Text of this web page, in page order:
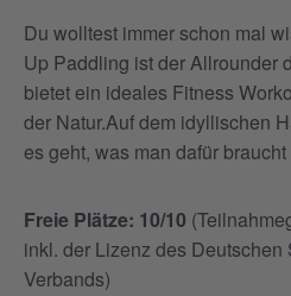
Du wolltest immer schon mal
Up Paddling ist der Allrounder
bietet ein ideales Fitness
der Natur.Auf dem idyllischen
es geht, was man dafür
Freie Plätze: 10/10
inkl. der Lizenz des Deutschen
Verbands)